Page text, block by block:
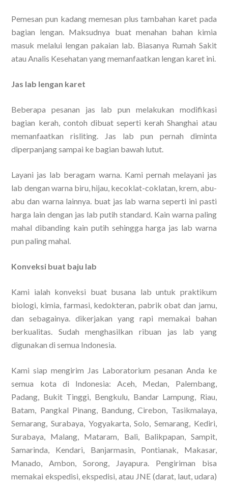
Pemesan pun kadang memesan plus tambahan karet pada
bagian lengan. Maksudnya buat menahan bahan kimia
masuk melalui lengan pakaian lab. Biasanya Rumah Sakit
atau Analis Kesehatan yang memanfaatkan lengan karet ini.
Jas lab lengan karet
Beberapa pesanan jas lab pun melakukan modifikasi
bagian kerah, contoh dibuat seperti kerah Shanghai atau
memanfaatkan risliting. Jas lab pun pernah diminta
diperpanjang sampai ke bagian bawah lutut.
Layani jas lab beragam warna. Kami pernah melayani jas
lab dengan warna biru, hijau, kecoklat-coklatan, krem, abu-
abu dan warna lainnya. buat jas lab warna seperti ini pasti
harga lain dengan jas lab putih standard. Kain warna paling
mahal dibanding kain putih sehingga harga jas lab warna
pun paling mahal.
Konveksi buat baju lab
Kami ialah konveksi buat busana lab untuk praktikum
biologi, kimia, farmasi, kedokteran, pabrik obat dan jamu,
dan sebagainya. dikerjakan yang rapi memakai bahan
berkualitas. Sudah menghasilkan ribuan jas lab yang
digunakan di semua Indonesia.
Kami siap mengirim Jas Laboratorium pesanan Anda ke
semua kota di Indonesia: Aceh, Medan, Palembang,
Padang, Bukit Tinggi, Bengkulu, Bandar Lampung, Riau,
Batam, Pangkal Pinang, Bandung, Cirebon, Tasikmalaya,
Semarang, Surabaya, Yogyakarta, Solo, Semarang, Kediri,
Surabaya, Malang, Mataram, Bali, Balikpapan, Sampit,
Samarinda, Kendari, Banjarmasin, Pontianak, Makasar,
Manado, Ambon, Sorong, Jayapura. Pengiriman bisa
memakai ekspedisi, ekspedisi, atau JNE (darat, laut, udara)